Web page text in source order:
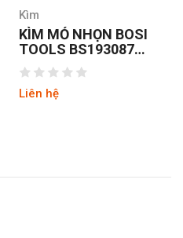
Kìm
KÌM MỎ NHỌN BOSI
TOOLS BS193087
8INCH/200MM
Liên hệ